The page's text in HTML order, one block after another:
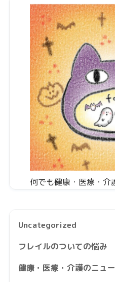
何でも健康・医療・介
Uncategorized
フレイルのついての悩み
健康・医療・介護のニュ